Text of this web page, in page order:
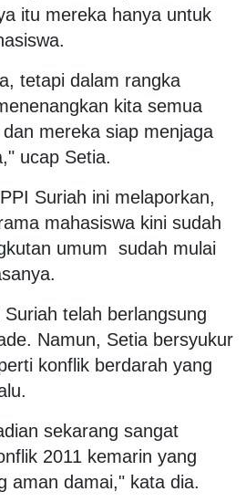
itu mereka hanya untuk
tetapi dalam rangka
kita semua
mereka siap menjaga
ucap Setia.
Suriah ini melaporkan,
mahasiswa kini sudah
umum sudah mulai
telah berlangsung
Namun, Setia bersyukur
konflik berdarah yang
sekarang sangat
2011 kemarin yang
aman damai," kata dia.